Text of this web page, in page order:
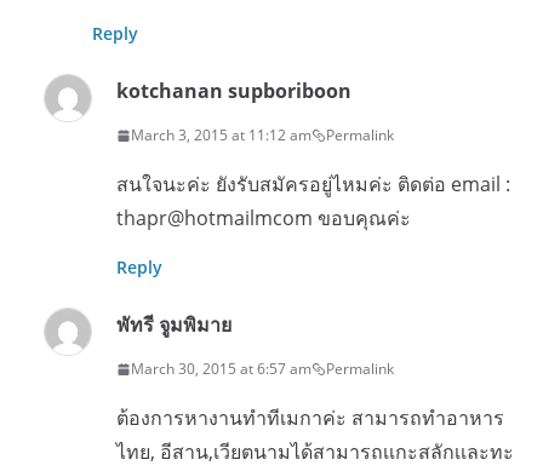
Reply
kotchanan supboriboon
March 3, 2015 at 11:12 am Permalink
สนใจนะค่ะ ยังรับสมัครอยู่ไหมค่ะ ติดต่อ email :
thapr@hotmailmcom ขอบคุณค่ะ
Reply
พัทรี จูมพิมาย
March 30, 2015 at 6:57 am Permalink
ต้องการหางานทำทีเมกาค่ะ สามารถทำอาหาร
ไทย, อีสาน,เวียตนามได้สามารถเเกะสลักเเละทะ